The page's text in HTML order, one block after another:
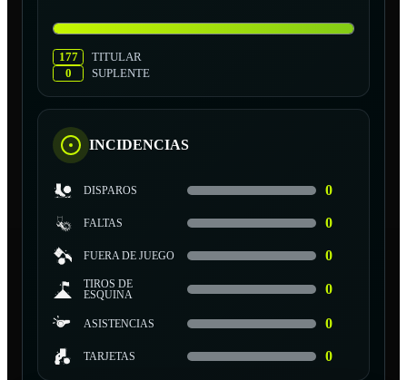
177
TITULAR
0
SUPLENTE
INCIDENCIAS
DISPAROS 0
FALTAS 0
FUERA DE JUEGO 0
TIROS DE
ESQUINA
0
ASISTENCIAS 0
TARJETAS 0